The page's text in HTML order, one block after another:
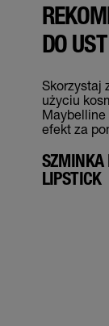
DO UST
Skorzystaj
użyciu
efekt za
SZMINKA
LIPSTICK